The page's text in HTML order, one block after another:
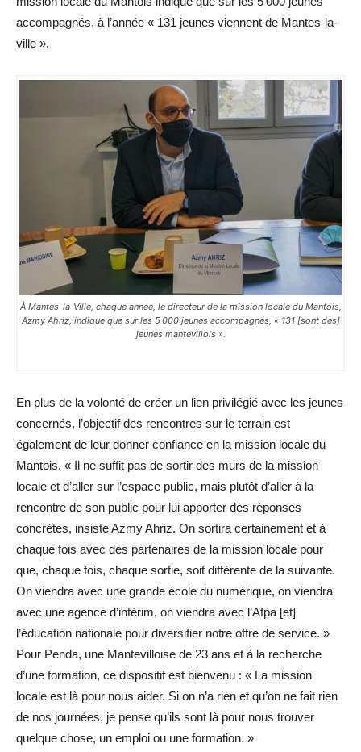
accompagnés, à l’année « 131 jeunes viennent de ­Mantes-la-
ville ».
À Mantes-la-Ville, chaque année, le directeur de la mission locale du Mantois,
Azmy Ahriz, indique que sur les 5 000 jeunes accompagnés, « 131 [sont des]
jeunes mantevillois ».
En plus de la volonté de créer un lien privilégié avec les jeunes
concernés, l’objectif des rencontres sur le terrain est
également de leur donner confiance en la mission locale du
Mantois. « Il ne suffit pas de sortir des murs de la mission
locale et d’aller sur l’espace public, mais plutôt d’aller à la
rencontre de son public pour lui apporter des réponses
concrètes, insiste Azmy Ahriz. On sortira certainement et à
chaque fois avec des partenaires de la mission locale pour
que, chaque fois, chaque sortie, soit différente de la suivante.
On viendra avec une grande école du numérique, on viendra
avec une agence d’intérim, on viendra avec l’Afpa [et]
l’éducation nationale pour diversifier notre offre de service. »
Pour Penda, une Mantevilloise de 23 ans et à la recherche
d’une formation, ce dispositif est bienvenu : « La mission
locale est là pour nous aider. Si on n’a rien et qu’on ne fait rien
de nos journées, je pense qu’ils sont là pour nous trouver
quelque chose, un emploi ou une formation. »